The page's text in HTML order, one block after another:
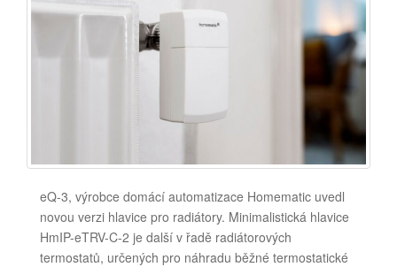
eQ-3, výrobce domácí automatizace Homematic uvedl
novou verzi hlavice pro radiátory. Minimalistická hlavice
HmIP-eTRV-C-2 je další v řadě radiátorových
termostatů, určených pro náhradu běžné termostatické